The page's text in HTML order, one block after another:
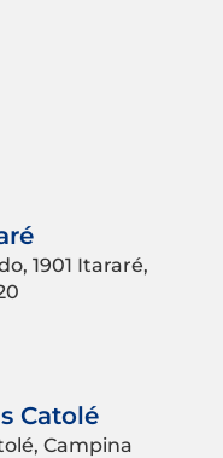
1901 Itararé,
Catolé
Campina